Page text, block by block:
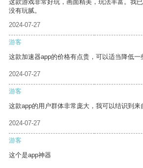
这款游戏非常好玩，画面精美，玩法丰富。我
没有玩腻。
2024-07-27
游客
这款加速器app的价格有点贵，可以适当降低一
2024-07-27
游客
这款app的用户群体非常庞大，我可以结识到来
2024-07-27
游客
这个是app神器